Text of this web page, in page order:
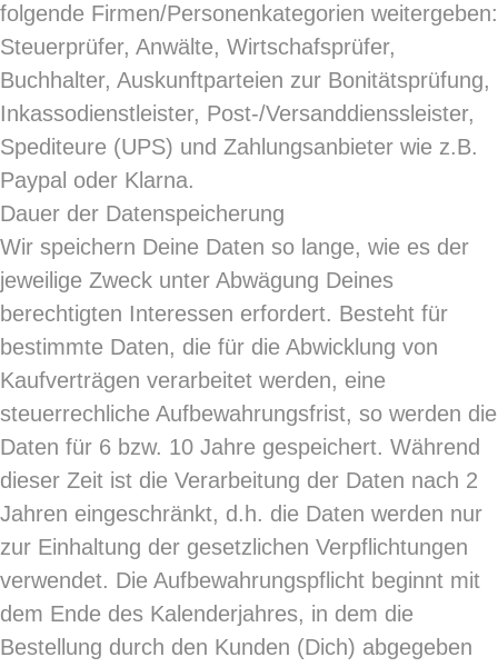
folgende Firmen/Personenkategorien weitergeben:
Steuerprüfer, Anwälte, Wirtschafsprüfer,
Buchhalter, Auskunftparteien zur Bonitätsprüfung,
Inkassodienstleister, Post-/Versanddienssleister,
Spediteure (UPS) und Zahlungsanbieter wie z.B.
Paypal oder Klarna.
Dauer der Datenspeicherung
Wir speichern Deine Daten so lange, wie es der
jeweilige Zweck unter Abwägung Deines
berechtigten Interessen erfordert. Besteht für
bestimmte Daten, die für die Abwicklung von
Kaufverträgen verarbeitet werden, eine
steuerrechliche Aufbewahrungsfrist, so werden die
Daten für 6 bzw. 10 Jahre gespeichert. Während
dieser Zeit ist die Verarbeitung der Daten nach 2
Jahren eingeschränkt, d.h. die Daten werden nur
zur Einhaltung der gesetzlichen Verpflichtungen
verwendet. Die Aufbewahrungspflicht beginnt mit
dem Ende des Kalenderjahres, in dem die
Bestellung durch den Kunden (Dich) abgegeben